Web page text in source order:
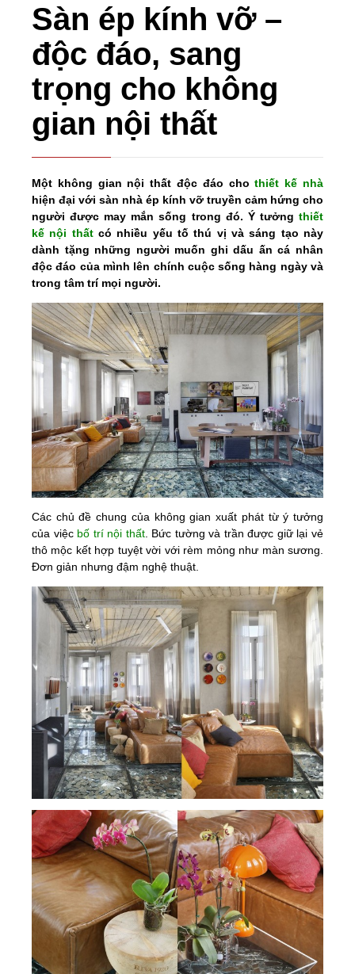
Sàn ép kính vỡ –
độc đáo, sang
trọng cho không
gian nội thất
Một không gian nội thất độc đáo chothiết kế nhà
hiện đại với sàn nhà ép kính vỡ truyền cảm hứng cho
người được may mắn sống trong đó. Ý tưởng thiết
kế nội thấtcó nhiều yếu tố thú vị và sáng tạo này
dành tặng những người muốn ghi dấu ấn cá nhân
độc đáo của mình lên chính cuộc sống hàng ngày và
trong tâm trí mọi người.
Các chủ đề chung của không gian xuất phát từ ý tưởng
của việc bố trí nội thất. Bức tường và trần được giữ lại vẻ
thô mộc kết hợp tuyệt vời với rèm mỏng như màn sương.
Đơn giản nhưng đậm nghệ thuật.